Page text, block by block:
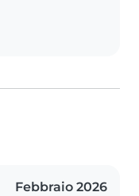
Febbraio 2026